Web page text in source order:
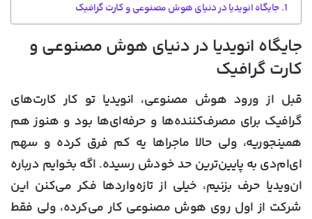
جایگاه انویدیا در دنیای هوش مصنوعی و کارت گرافیک
جایگاه انویدیا در دنیای هوش مصنوعی و
کارت گرافیک
قبل از ورود هوش مصنوعی، انویدیا تو کار کارت‌های
گرافیک برای مصرف‌کننده‌ها و حرفه‌ای‌ها بود و هنوز هم
همینجوریه، ولی حالا ماجراها یه‌ کم فرق کرده و سهم
ای‌ام‌دی به پایین‌ترین حد خودش رسیده. اگه بخوایم درباره
ان‌ویدیا حرف بزنیم، خیلی از تازه‌واردها فکر می‌کنن این
شرکت از اول روی هوش مصنوعی کار می‌کرده، ولی فقط